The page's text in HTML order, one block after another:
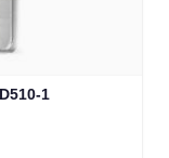
1